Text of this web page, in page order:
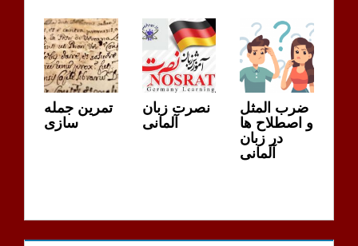
تمرین جمله
سازی
نصرت زبان
آلمانی
ضرب المثل
و اصطلاح ها
در زبان
آلمانی